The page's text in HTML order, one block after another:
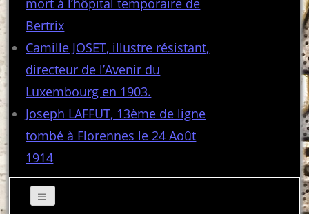
Bertrix
Camille JOSET, illustre résistant,
directeur de l’Avenir du
Luxembourg en 1903.
Joseph LAFFUT, 13ème de ligne
tombé à Florennes le 24 Août
1914